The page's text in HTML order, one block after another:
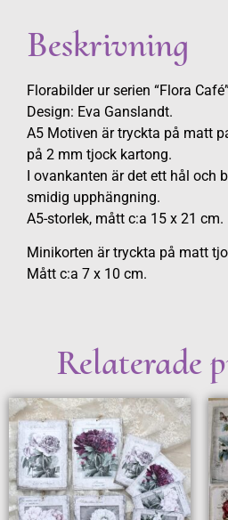
Beskrivning
Florabilder ur serien “Flora
Design: Eva Ganslandt.
A5 Motiven är tryckta på matt
på 2 mm tjock kartong.
I ovankanten är det ett hål och
smidig upphängning.
A5-storlek, mått c:a 15 x 21 cm.
Minikorten är tryckta på matt
Mått c:a 7 x 10 cm.
Relaterade